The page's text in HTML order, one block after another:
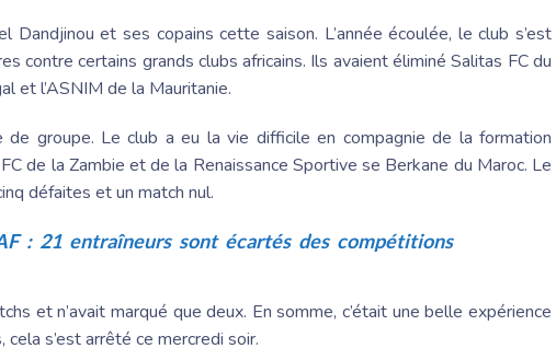
Dandjinou et ses copains cette saison. L’année écoulée, le club s’est
contre certains grands clubs africains. Ils avaient éliminé Salitas FC du
et l’ASNIM de la Mauritanie.
de groupe. Le club a eu la vie difficile en compagnie de la formation
de la Zambie et de la Renaissance Sportive se Berkane du Maroc. Le
défaites et un match nul.
: 21 entraîneurs sont écartés des compétitions
et n’avait marqué que deux. En somme, c’était une belle expérience
s’est arrêté ce mercredi soir.